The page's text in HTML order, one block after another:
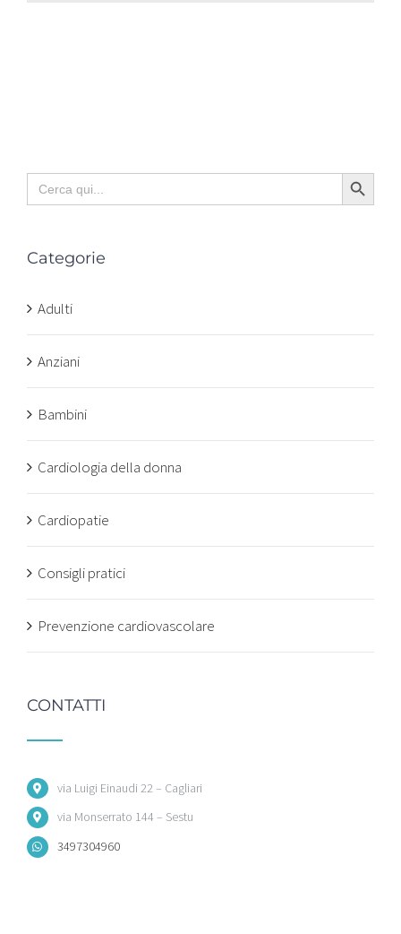
Search
for:
Search Button
Categorie
Adulti
Anziani
Bambini
Cardiologia della donna
Cardiopatie
Consigli pratici
Prevenzione cardiovascolare
CONTATTI
via Luigi Einaudi 22 – Cagliari
via Monserrato 144 – Sestu
3497304960